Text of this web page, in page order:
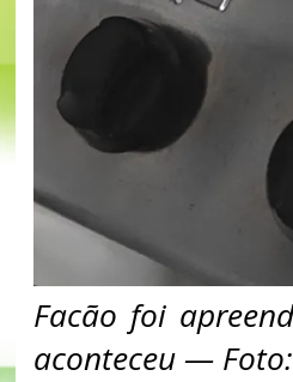
Facão foi
aconteceu —